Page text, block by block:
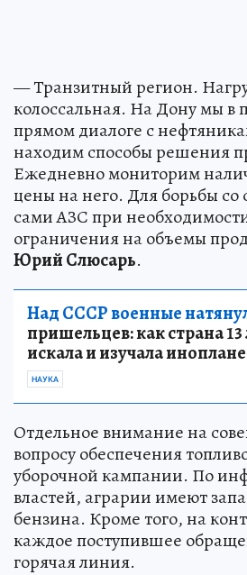
— Транзитный регион.
колоссальная. На Дону мы в
прямом диалоге с
находим способы решения
Ежедневно мониторим
цены на него. Для борьбы со
сами АЗС при
ограничения на объемы
Юрий Слюсарь.
Над СССР военные
пришельцев: как страна 13
искала и изучала
НАУКА
Отдельное внимание на
вопросу обеспечения
уборочной кампании. По
властей, аграрии имеют
бензина. Кроме того, на
каждое поступившее
горячая линия.